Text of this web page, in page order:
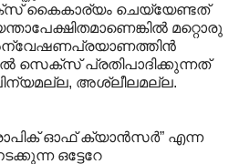
കൈകാര്യം ചെയ്യേണ്ടത്
മറ്റൊരു
സെക്സ് പ്രതിപാദിക്കുന്നത്
അശ്ലീലമല്ല.
ഓഫ് ക്യാന്‍സര്‍” എന്ന
ഒട്ടേറേ